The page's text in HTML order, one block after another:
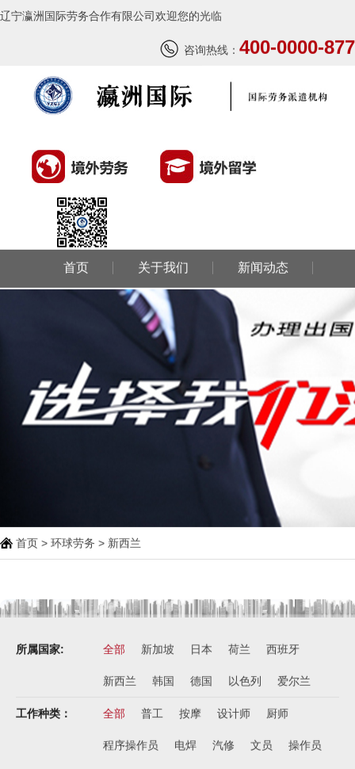
辽宁瀛洲国际劳务合作有限公司欢迎您的光临
咨询热线： 400-0000-877
首页 关于我们 新闻动态
环球留学
联系我们
首页 > 环球劳务 > 新西兰
所属国家: 全部 新加坡 日本 荷兰 西班牙
新西兰 韩国 德国 以色列 爱尔兰
工作种类： 全部 普工 按摩 设计师 厨师
程序操作员 电焊 汽修 文员 操作员